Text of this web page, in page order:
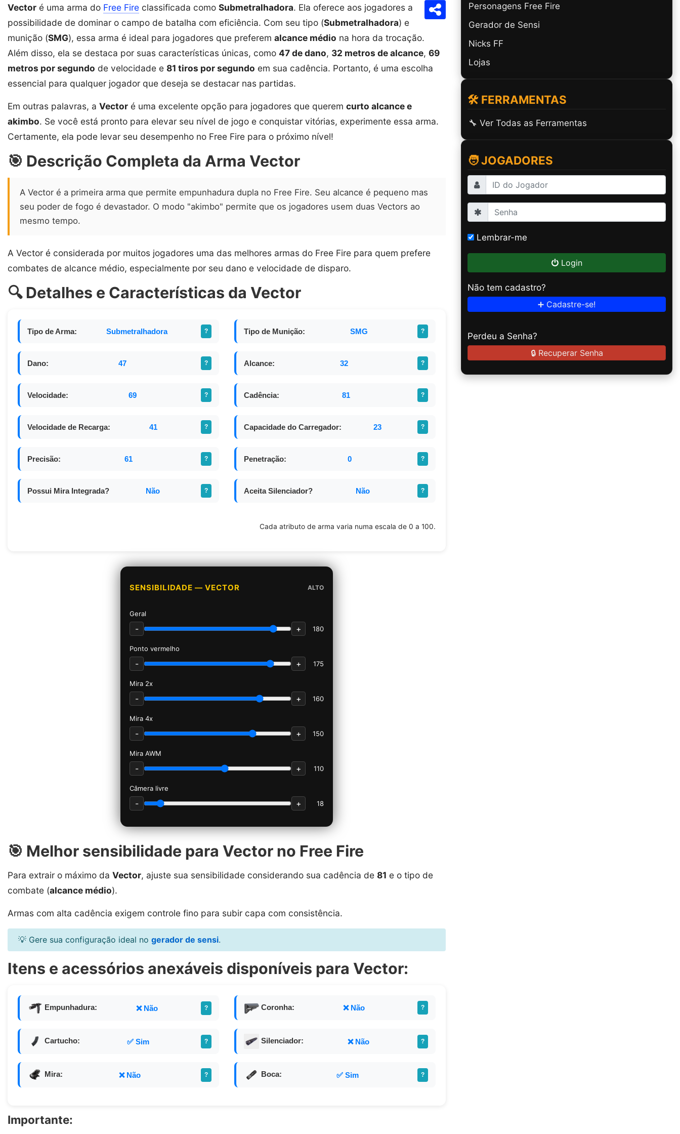
Compartilhar artigo
Vector é uma arma do Free Fire classificada como Submetralhadora. Ela oferece aos jogadores a
possibilidade de dominar o campo de batalha com eficiência. Com seu tipo (Submetralhadora) e
munição (SMG), essa arma é ideal para jogadores que preferem alcance médio na hora da trocação.
Além disso, ela se destaca por suas características únicas, como 47 de dano, 32 metros de alcance, 69
metros por segundo de velocidade e 81 tiros por segundo em sua cadência. Portanto, é uma escolha
essencial para qualquer jogador que deseja se destacar nas partidas.
Em outras palavras, a Vector é uma excelente opção para jogadores que querem curto alcance e
akimbo. Se você está pronto para elevar seu nível de jogo e conquistar vitórias, experimente essa arma.
Certamente, ela pode levar seu desempenho no Free Fire para o próximo nível!
🎯 Descrição Completa da Arma Vector
A Vector é a primeira arma que permite empunhadura dupla no Free Fire. Seu alcance é pequeno mas
seu poder de fogo é devastador. O modo "akimbo" permite que os jogadores usem duas Vectors ao
mesmo tempo.
A Vector é considerada por muitos jogadores uma das melhores armas do Free Fire para quem prefere
combates de alcance médio, especialmente por seu dano e velocidade de disparo.
🔍 Detalhes e Características da Vector
Tipo de Arma: Submetralhadora ? Tipo de Munição: SMG ?
Dano: 47 ? Alcance: 32 ?
Velocidade: 69 ? Cadência: 81 ?
Velocidade de Recarga: 41 ? Capacidade do Carregador: 23 ?
Precisão: 61 ? Penetração: 0 ?
Possui Mira Integrada? Não ? Aceita Silenciador? Não ?
Cada atributo de arma varia numa escala de 0 a 100.
SENSIBILIDADE — VECTOR ALTO
Geral
- + 180
Ponto vermelho
- + 175
Mira 2x
- + 160
Mira 4x
- + 150
Mira AWM
- + 110
Câmera livre
- + 18
🎯 Melhor sensibilidade para Vector no Free Fire
Para extrair o máximo da Vector, ajuste sua sensibilidade considerando sua cadência de 81 e o tipo de
combate (alcance médio).
Armas com alta cadência exigem controle fino para subir capa com consistência.
💡 Gere sua configuração ideal no gerador de sensi.
Itens e acessórios anexáveis disponíveis para Vector:
Empunhadura: ❌ Não ? Coronha: ❌ Não ?
Cartucho: ✅ Sim ? Silenciador: ❌ Não ?
Mira: ❌ Não ? Boca: ✅ Sim ?
Importante:
Personagens Free Fire
Gerador de Sensi
Nicks FF
Lojas
🛠️ FERRAMENTAS
🔧 Ver Todas as Ferramentas
🧑 JOGADORES
Lembrar-me
Login
Não tem cadastro?
➕ Cadastre-se!
Perdeu a Senha?
🔒 Recuperar Senha